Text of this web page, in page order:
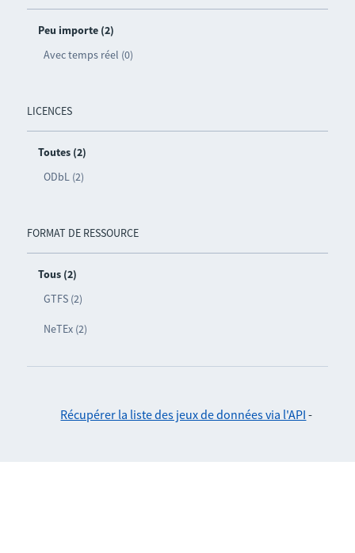
Peu importe (2)
Avec temps réel (0)
LICENCES
Toutes (2)
ODbL (2)
FORMAT DE RESSOURCE
Tous (2)
GTFS (2)
NeTEx (2)
Récupérer la liste des jeux de données via l'API -